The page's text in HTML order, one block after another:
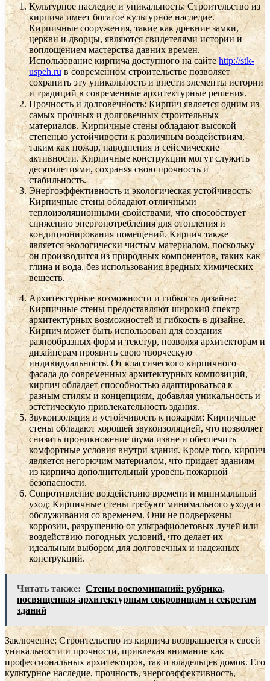
Культурное наследие и уникальность: Строительство из
кирпича имеет богатое культурное наследие.
Кирпичные сооружения, такие как древние замки,
церкви и дворцы, являются свидетелями истории и
воплощением мастерства давних времен.
Использование кирпича доступного на сайтеhttp://stk-
uspeh.ruв современном строительстве позволяет
сохранить эту уникальность и внести элементы истории
и традиций в современные архитектурные решения.
Прочность и долговечность: Кирпич является одним из
самых прочных и долговечных строительных
материалов. Кирпичные стены обладают высокой
степенью устойчивости к различным воздействиям,
таким как пожар, наводнения и сейсмические
активности. Кирпичные конструкции могут служить
десятилетиями, сохраняя свою прочность и
стабильность.
Энергоэффективность и экологическая устойчивость:
Кирпичные стены обладают отличными
теплоизоляционными свойствами, что способствует
снижению энергопотребления для отопления и
кондиционирования помещений. Кирпич также
является экологически чистым материалом, поскольку
он производится из природных компонентов, таких как
глина и вода, без использования вредных химических
веществ.
Архитектурные возможности и гибкость дизайна:
Кирпичные стены предоставляют широкий спектр
архитектурных возможностей и гибкость в дизайне.
Кирпич может быть использован для создания
разнообразных форм и текстур, позволяя архитекторам и
дизайнерам проявить свою творческую
индивидуальность. От классического кирпичного
фасада до современных архитектурных композиций,
кирпич обладает способностью адаптироваться к
разным стилям и концепциям, добавляя уникальность и
эстетическую привлекательность здания.
Звукоизоляция и устойчивость к пожарам: Кирпичные
стены обладают хорошей звукоизоляцией, что позволяет
снизить проникновение шума извне и обеспечить
комфортные условия внутри здания. Кроме того, кирпич
является негорючим материалом, что придает зданиям
из кирпича дополнительный уровень пожарной
безопасности.
Сопротивление воздействию времени и минимальный
уход: Кирпичные стены требуют минимального ухода и
обслуживания со временем. Они не подвержены
коррозии, разрушению от ультрафиолетовых лучей или
воздействию погодных условий, что делает их
идеальным выбором для долговечных и надежных
конструкций.
Читать также: Стены воспоминаний: рубрика,
посвященная архитектурным сокровищам и секретам
зданий
Заключение: Строительство из кирпича возвращается к своей
уникальности и прочности, привлекая внимание как
профессиональных архитекторов, так и владельцев домов. Его
культурное наследие, прочность, энергоэффективность,